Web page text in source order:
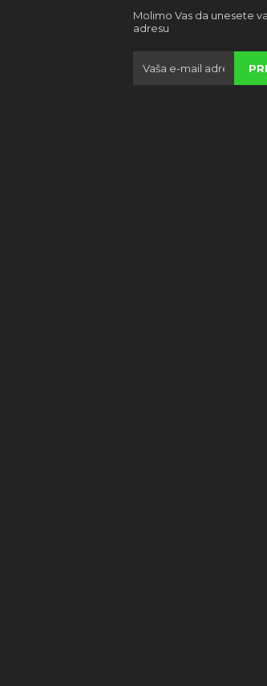
Molimo Vas da unesete
adresu